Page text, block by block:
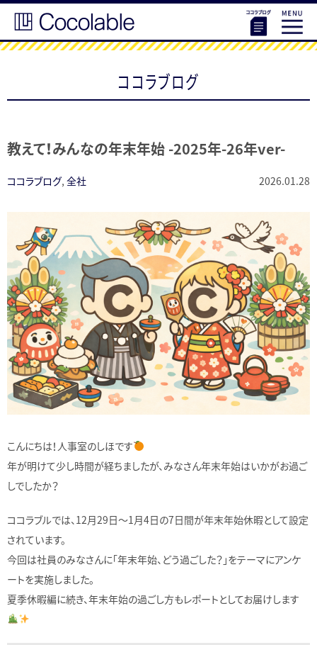
ココラブログ
教えて！みんなの年末年始 -2025年-26年ver-
ココラブログ, 全社 2026.01.28
こんにちは！人事室のしほです
年が明けて少し時間が経ちましたが、みなさん年末年始はいかがお過ご
しでしたか？
ココラブルでは、12月29日〜1月4日の7日間が年末年始休暇として設定
されています。
今回は社員のみなさんに「年末年始、どう過ごした？」をテーマにアンケ
ートを実施しました。
夏季休暇編に続き、年末年始の過ごし方もレポートとしてお届けします